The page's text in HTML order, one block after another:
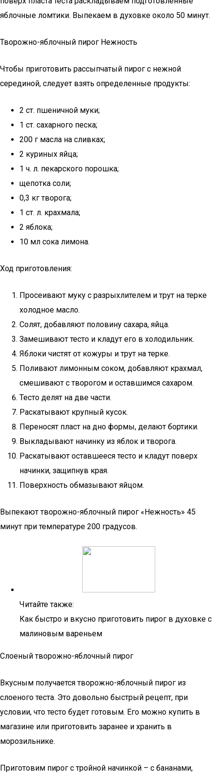
яблочные ломтики. Выпекаем в духовке около 50 минут.
Творожно-яблочный пирог Нежность
Чтобы приготовить рассыпчатый пирог с нежной
серединой, следует взять определенные продукты:
2 ст. пшеничной муки;
1 ст. сахарного песка;
200 г масла на сливках;
2 куриных яйца;
1 ч. л. пекарского порошка;
щепотка соли;
0,3 кг творога;
1 ст. л. крахмала;
2 яблока;
10 мл сока лимона.
Ход приготовления:
Просеивают муку с разрыхлителем и трут на терке
холодное масло.
Солят, добавляют половину сахара, яйца.
Замешивают тесто и кладут его в холодильник.
Яблоки чистят от кожуры и трут на терке.
Поливают лимонным соком, добавляют крахмал,
смешивают с творогом и оставшимся сахаром.
Тесто делят на две части.
Раскатывают крупный кусок.
Переносят пласт на дно формы, делают бортики.
Выкладывают начинку из яблок и творога.
Раскатывают оставшееся тесто и кладут поверх
начинки, защипнув края.
Поверхность обмазывают яйцом.
Выпекают творожно-яблочный пирог «Нежность» 45
минут при температуре 200 градусов.
Читайте также:
Как быстро и вкусно приготовить пирог в духовке с
малиновым вареньем
Слоеный творожно-яблочный пирог
Вкусным получается творожно-яблочный пирог из
слоеного теста. Это довольно быстрый рецепт, при
условии, что тесто будет готовым. Его можно купить в
магазине или приготовить заранее и хранить в
морозильнике.
Приготовим пирог с тройной начинкой – с бананами,